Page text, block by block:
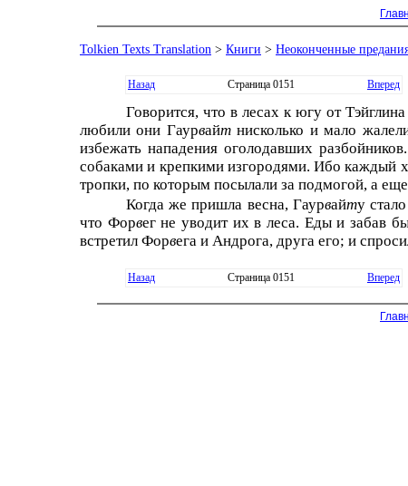
Tolkien Texts Translation > Книги > Неоконченные
Назад Страница 0151 Вперед
Говорится, что в лесах к югу от
любили они Гаурвайтнисколько и мало
избежать нападения оголодавших
собаками и крепкими изгородями. Ибо каждый
тропки, по которым посылали за подмогой, а
Когда же пришла весна, Гаурвайту
что Форвег не уводит их в леса. Еды и забав
встретил Форвега и Андрoга, друга его; и
Назад Страница 0151 Вперед